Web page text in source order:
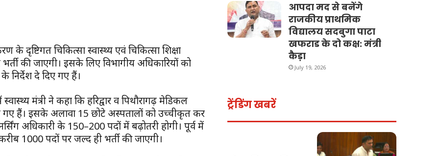
के दृष्टिगत चिकित्सा स्वास्थ्य एवं चिकित्सा शिक्षा
की जाएगी। इसके लिए विभागीय अधिकारियों को
दे दिए गए हैं।
मंत्री ने कहा कि हरिद्वार व पिथौरागढ़ मेडिकल
हैं। इसके अलावा 15 छोटे अस्पतालों को उच्चीकृत कर
अधिकारी के 150–200 पदों में बढ़ोतरी होगी। पूर्व में
1000 पदों पर जल्द ही भर्ती की जाएगी।
आपदा मद से बनेंगे
राजकीय प्राथमिक
विद्यालय सदबुगा पाटा
खफराड के दो कक्ष: मंत्री
कैड़ा
July 19, 2026
ट्रेंडिंग खबरें